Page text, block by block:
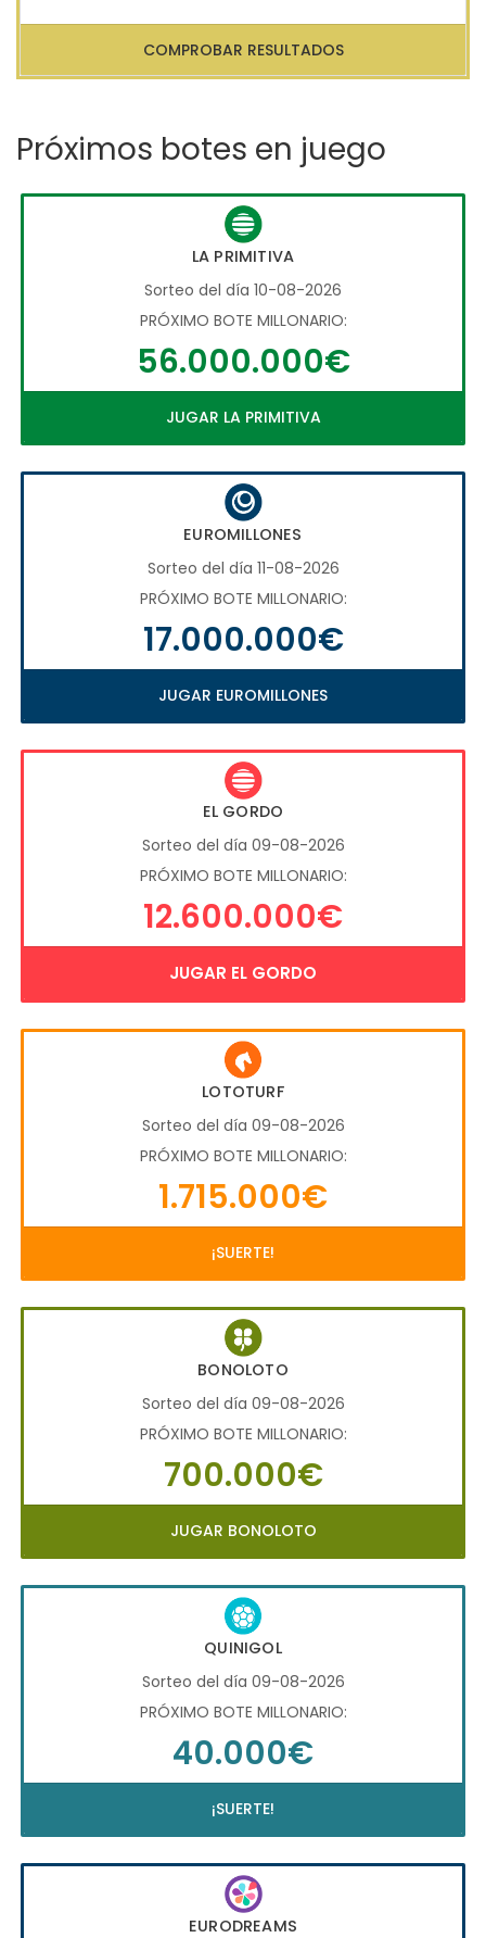
COMPROBAR RESULTADOS
Próximos botes en juego
LA PRIMITIVA
Sorteo del día 10-08-2026
PRÓXIMO BOTE MILLONARIO:
56.000.000€
JUGAR LA PRIMITIVA
EUROMILLONES
Sorteo del día 11-08-2026
PRÓXIMO BOTE MILLONARIO:
17.000.000€
JUGAR EUROMILLONES
EL GORDO
Sorteo del día 09-08-2026
PRÓXIMO BOTE MILLONARIO:
12.600.000€
JUGAR EL GORDO
LOTOTURF
Sorteo del día 09-08-2026
PRÓXIMO BOTE MILLONARIO:
1.715.000€
¡SUERTE!
BONOLOTO
Sorteo del día 09-08-2026
PRÓXIMO BOTE MILLONARIO:
700.000€
JUGAR BONOLOTO
QUINIGOL
Sorteo del día 09-08-2026
PRÓXIMO BOTE MILLONARIO:
40.000€
¡SUERTE!
EURODREAMS